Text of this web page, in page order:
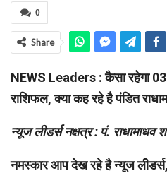
0
Share
NEWS Leaders : कैसा रहेगा
राशिफल, क्या कह रहे है पंडित
न्यूज लीडर्स नक्षत्र : पं. राधामाधव
नमस्कार आप देख रहे है न्यूज